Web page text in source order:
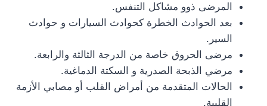
المرضى ذوو مشاكل التنفس.
بعد الحوادث الخطرة كحوادث السيارات و حوادث
السير.
مرضى الحروق خاصة من الدرجة الثالثة والرابعة.
مرضي الذبحة الصدرية و السكتة الدماغية.
الحالات المتقدمة من أمراض القلب أو مصابي الأزمة
القلبية.